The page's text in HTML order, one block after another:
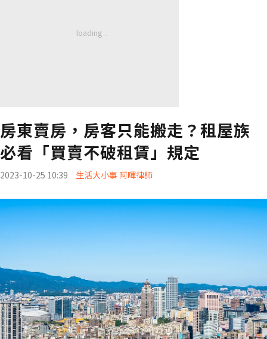
房東賣房，房客只能搬走？租屋族
必看「買賣不破租賃」規定
2023-10-25 10:39 生活大小事 阿暉律師